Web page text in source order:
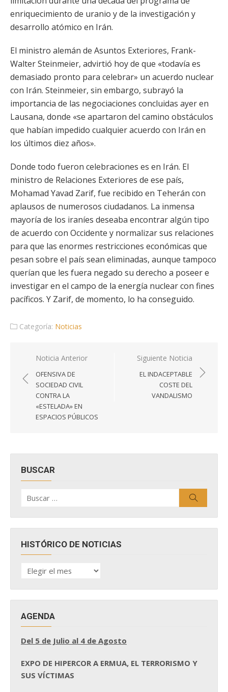
enriquecimiento de uranio y de la investigación y
desarrollo atómico en Irán.
El ministro alemán de Asuntos Exteriores, Frank-
Walter Steinmeier, advirtió hoy de que «todavía es
demasiado pronto para celebrar» un acuerdo nuclear
con Irán. Steinmeier, sin embargo, subrayó la
importancia de las negociaciones concluidas ayer en
Lausana, donde «se apartaron del camino obstáculos
que habían impedido cualquier acuerdo con Irán en
los últimos diez años».
Donde todo fueron celebraciones es en Irán. El
ministro de Relaciones Exteriores de ese país,
Mohamad Yavad Zarif, fue recibido en Teherán con
aplausos de numerosos ciudadanos. La inmensa
mayoría de los iraníes deseaba encontrar algún tipo
de acuerdo con Occidente y normalizar sus relaciones
para que las enormes restricciones económicas que
pesan sobre el país sean eliminadas, aunque tampoco
querían que les fuera negado su derecho a poseer e
investigar en el campo de la energía nuclear con fines
pacíficos. Y Zarif, de momento, lo ha conseguido.
Categoría: Noticias
Navegación
de
entradas
Noticia Anterior
OFENSIVA DE
SOCIEDAD CIVIL
CONTRA LA
«ESTELADA» EN
ESPACIOS PÚBLICOS
Siguiente Noticia
EL INDACEPTABLE
COSTE DEL
VANDALISMO
BUSCAR
por:
HISTÓRICO DE NOTICIAS
HISTÓRICO
DE
AGENDA
Del 5 de Julio al 4 de Agosto
EXPO DE HIPERCOR A ERMUA, EL TERRORISMO Y
SUS VÍCTIMAS